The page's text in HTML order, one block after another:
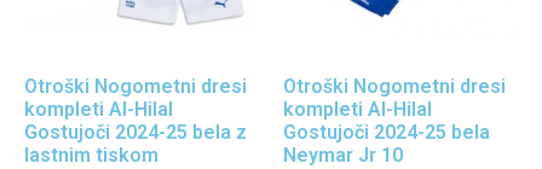
Otroški Nogometni dresi
kompleti Al-Hilal
Gostujoči 2024-25 bela z
lastnim tiskom
Otroški Nogometni dresi
kompleti Al-Hilal
Gostujoči 2024-25 bela
Neymar Jr 10